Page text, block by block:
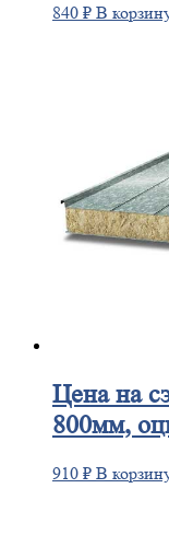
840 ₽ В
Ценана
800мм,
910 ₽ В